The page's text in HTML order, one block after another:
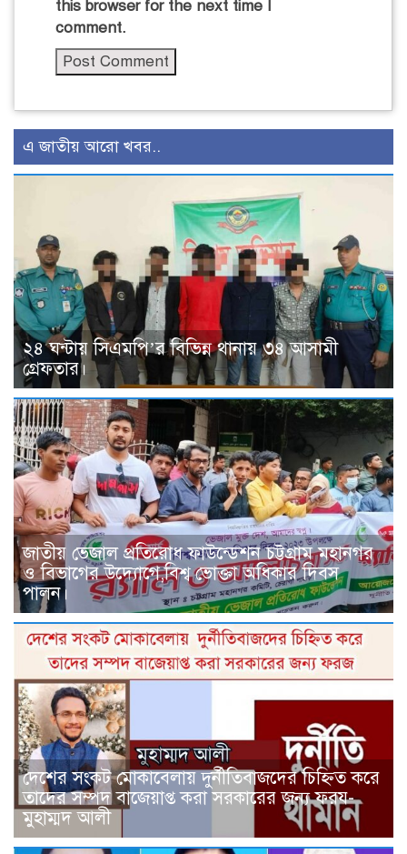
this browser for the next time I
comment.
এ জাতীয় আরো খবর..
২৪ ঘন্টায় সিএমপি’র বিভিন্ন থানায় ৩৪ আসামী
গ্রেফতার।
জাতীয় ভেজাল প্রতিরোধ ফাউন্ডেশন চট্টগ্রাম মহানগর
ও বিভাগের উদ্যোগে,বিশ্ব ভোক্তা অধিকার দিবস
পালন।
দেশের সংকট মোকাবেলায় দুর্নীতিবাজদের চিহ্নিত করে
তাদের সম্পদ বাজেয়াপ্ত করা সরকারের জন্য ফরয-
মুহাম্মদ আলী